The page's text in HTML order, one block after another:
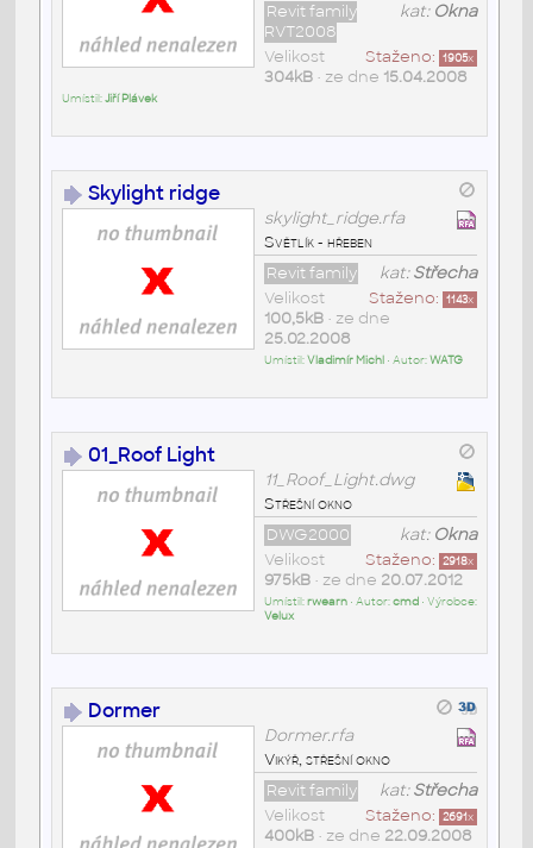
kat: Okna
Revit family
RVT2008
Staženo: 1905x
Velikost
304kB• ze dne 15.04.2008
Umístil:Jiří Plávek
Skylight ridge
skylight_ridge.rfa
Světlík - hřeben
kat:Střecha
Revit family
Staženo: 1143x
Velikost
100,5kB• ze dne
25.02.2008
Umístil:Vladimír Michl • Autor:WATG
01_Roof Light
11_Roof_Light.dwg
Střešní okno
kat: Okna
DWG2000
Staženo: 2918x
Velikost
975kB• ze dne 20.07.2012
Umístil:rwearn• Autor:cmd • Výrobce:
Velux
Dormer
Dormer.rfa
Vikýř, střešní okno
kat:Střecha
Revit family
Staženo: 2691x
Velikost
400kB• ze dne 22.09.2008